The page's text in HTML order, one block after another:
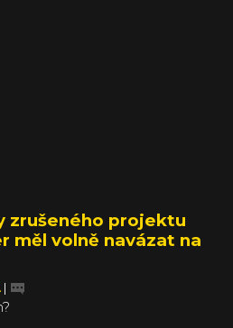
zrušeného projektu
měl volně navázat na